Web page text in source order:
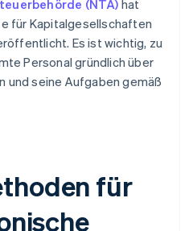
(NTA) hat
für Kapitalgesellschaften
Es ist wichtig, zu
Personal gründlich über
und seine Aufgaben gemäß
für